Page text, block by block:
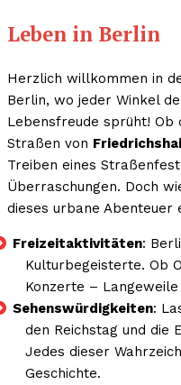
Leben in Berlin
Herzlich willkommen in
Berlin, wo jeder Winkel
Lebensfreude sprüht! Ob
Straßen von
Treiben eines
Überraschungen. Doch
dieses urbane Abenteuer
Freizeitaktivitäten:
Kulturbegeisterte. Ob
Konzerte –
Sehenswürdigkeiten:
den Reichstag und die
Jedes dieser
Geschichte.